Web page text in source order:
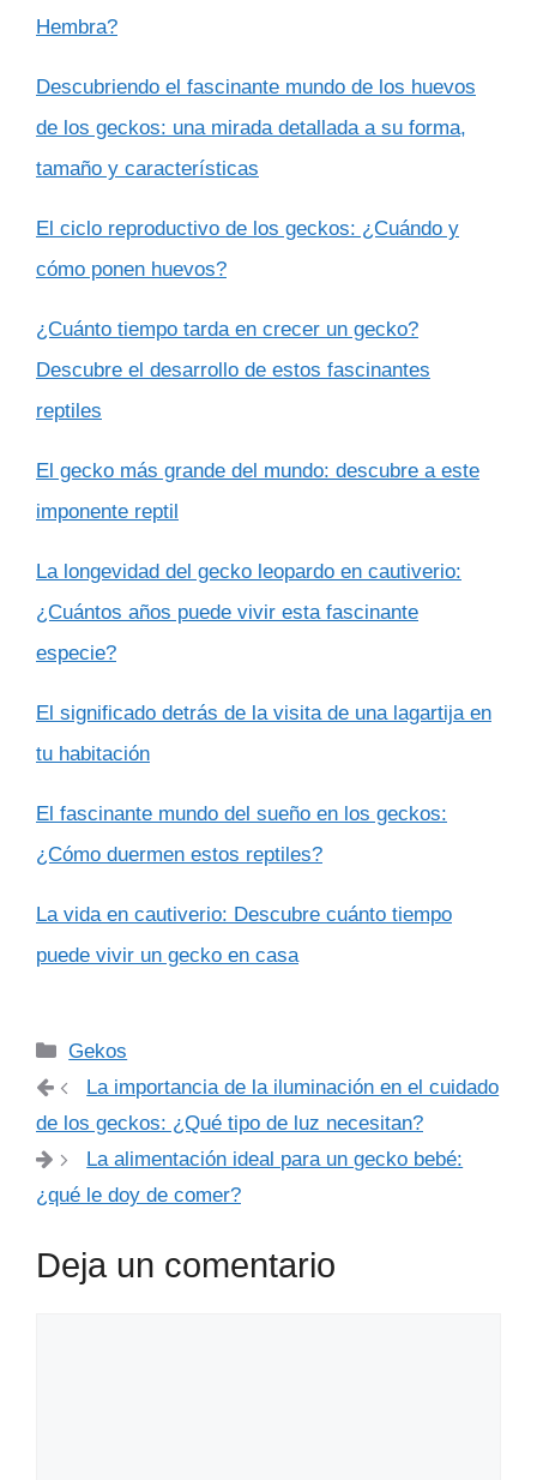
Hembra?
Descubriendo el fascinante mundo de los huevos
de los geckos: una mirada detallada a su forma,
tamaño y características
El ciclo reproductivo de los geckos: ¿Cuándo y
cómo ponen huevos?
¿Cuánto tiempo tarda en crecer un gecko?
Descubre el desarrollo de estos fascinantes
reptiles
El gecko más grande del mundo: descubre a este
imponente reptil
La longevidad del gecko leopardo en cautiverio:
¿Cuántos años puede vivir esta fascinante
especie?
El significado detrás de la visita de una lagartija en
tu habitación
El fascinante mundo del sueño en los geckos:
¿Cómo duermen estos reptiles?
La vida en cautiverio: Descubre cuánto tiempo
puede vivir un gecko en casa
Categorías
Gekos
La importancia de la iluminación en el cuidado
de los geckos: ¿Qué tipo de luz necesitan?
La alimentación ideal para un gecko bebé:
¿qué le doy de comer?
Deja un comentario